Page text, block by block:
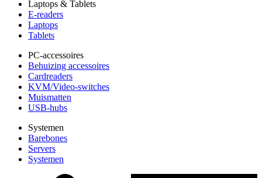
Laptops & Tablets
E-readers
Laptops
Tablets
PC-accessoires
Behuizing accessoires
Cardreaders
KVM/Video-switches
Muismatten
USB-hubs
Systemen
Barebones
Servers
Systemen